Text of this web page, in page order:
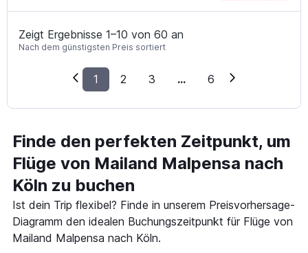
Zeigt Ergebnisse 1–10 von 60 an
Nach dem günstigsten Preis sortiert
1 2 3 ... 6
Finde den perfekten Zeitpunkt, um
Flüge von Mailand Malpensa nach
Köln zu buchen
Ist dein Trip flexibel? Finde in unserem Preisvorhersage-
Diagramm den idealen Buchungszeitpunkt für Flüge von
Mailand Malpensa nach Köln.